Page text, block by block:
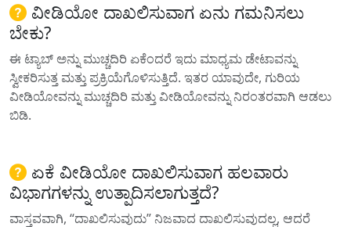
ವೀಡಿಯೋ ದಾಖಲಿಸುವಾಗ ಏನು ಗಮನಿಸಲು
ಬೇಕು?
ಈ ಟ್ಯಾಬ್ ಅನ್ನು ಮುಚ್ಚದಿರಿ ಏಕೆಂದರೆ ಇದು ಮಾಧ್ಯಮ ಡೇಟಾವನ್ನು
ಸ್ವೀಕರಿಸುತ್ತ ಮತ್ತು ಪ್ರಕ್ರಿಯೆಗೊಳಿಸುತ್ತಿದೆ. ಇತರ ಯಾವುದೇ, ಗುರಿಯ
ವೀಡಿಯೋವನ್ನು ಮುಚ್ಚದಿರಿ ಮತ್ತು ವೀಡಿಯೋವನ್ನು ನಿರಂತರವಾಗಿ ಆಡಲು
ಬಿಡಿ.
ಏಕೆ ವೀಡಿಯೋ ದಾಖಲಿಸುವಾಗ ಹಲವಾರು
ವಿಭಾಗಗಳನ್ನು ಉತ್ಪಾದಿಸಲಾಗುತ್ತದೆ?
ವಾಸ್ತವವಾಗಿ, “ದಾಖಲಿಸುವುದು” ನಿಜವಾದ ದಾಖಲಿಸುವುದಲ್ಲ, ಆದರೆ